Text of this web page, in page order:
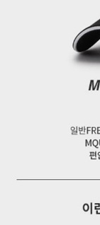
페이코 ID